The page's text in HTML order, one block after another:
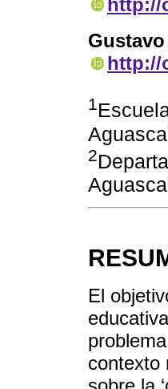
http://
1
2
El
contexto